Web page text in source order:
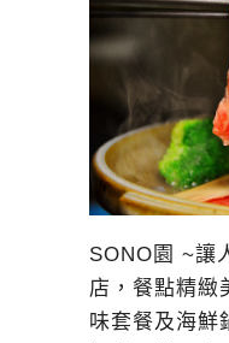
SONO園 ~讓
店，餐點精緻
味套餐及海鮮